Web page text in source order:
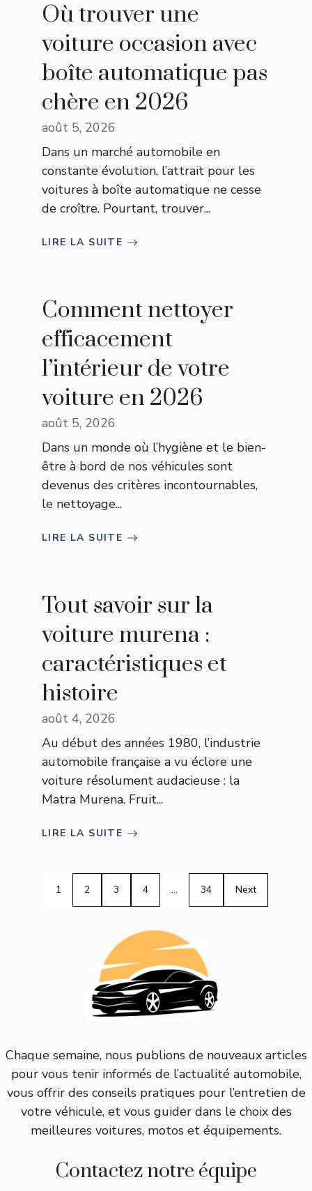
Où trouver une
voiture occasion avec
boîte automatique pas
chère en 2026
août 5, 2026
Dans un marché automobile en
constante évolution, l’attrait pour les
voitures à boîte automatique ne cesse
de croître. Pourtant, trouver...
LIRE LA SUITE
Comment nettoyer
efficacement
l’intérieur de votre
voiture en 2026
août 5, 2026
Dans un monde où l’hygiène et le bien-
être à bord de nos véhicules sont
devenus des critères incontournables,
le nettoyage...
LIRE LA SUITE
Tout savoir sur la
voiture murena :
caractéristiques et
histoire
août 4, 2026
Au début des années 1980, l’industrie
automobile française a vu éclore une
voiture résolument audacieuse : la
Matra Murena. Fruit...
LIRE LA SUITE
1 2 3 4 … 34 Next
Chaque semaine, nous publions de nouveaux articles
pour vous tenir informés de l’actualité automobile,
vous offrir des conseils pratiques pour l’entretien de
votre véhicule, et vous guider dans le choix des
meilleures voitures, motos et équipements.
Contactez notre équipe